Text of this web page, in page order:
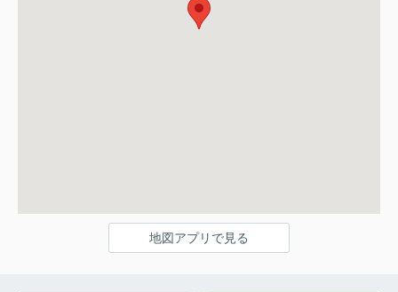
地図アプリで見る